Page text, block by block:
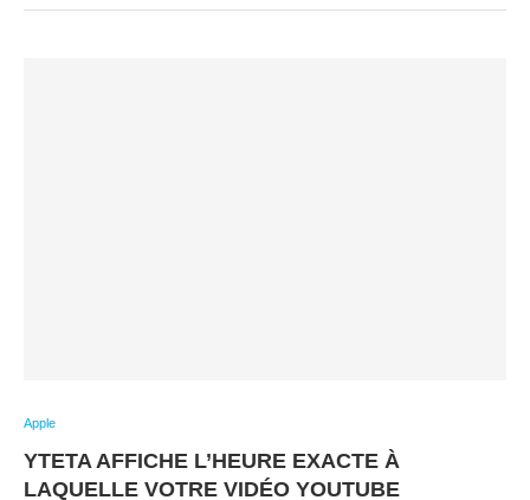
Apple
YTETA AFFICHE L’HEURE EXACTE À
LAQUELLE VOTRE VIDÉO YOUTUBE